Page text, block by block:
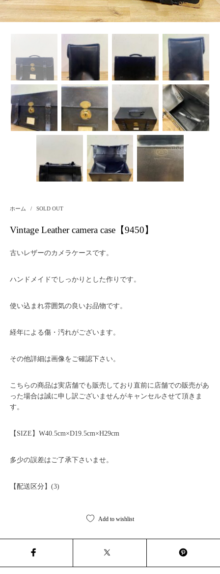
ホーム / SOLD OUT
Vintage Leather camera case【9450】
古いレザーのカメラケースです。
ハンドメイドでしっかりとした作りです。
使い込まれ雰囲気の良いお品物です。
経年による傷・汚れがございます。
その他詳細は画像をご確認下さい。
こちらの商品は実店舗でも販売しており直前に店舗での販売があ
った場合は誠に申し訳ございませんがキャンセルさせて頂きま
す。
【SIZE】W40.5cm×D19.5cm×H29cm
多少の誤差はご了承下さいませ。
【配送区分】(3)
Add to wishlist